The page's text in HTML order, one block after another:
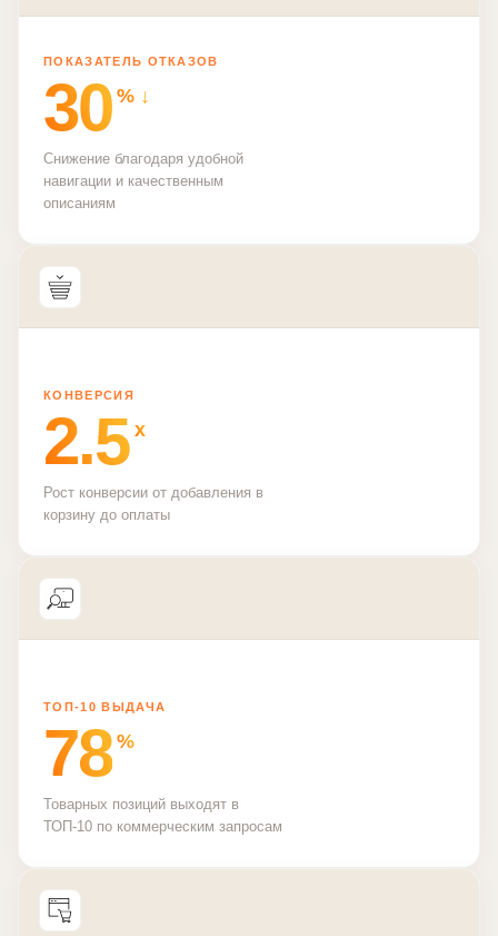
ПОКАЗАТЕЛЬ ОТКАЗОВ
30 % ↓
Снижение благодаря удобной
навигации и качественным
описаниям
КОНВЕРСИЯ
2.5 x
Рост конверсии от добавления в
корзину до оплаты
ТОП‑10 ВЫДАЧА
78 %
Товарных позиций выходят в
ТОП‑10 по коммерческим запросам